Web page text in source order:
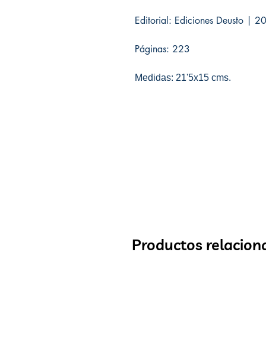
Editorial: Ediciones Deusto |
Páginas: 223
Medidas: 21'5x15 cms.
Productos